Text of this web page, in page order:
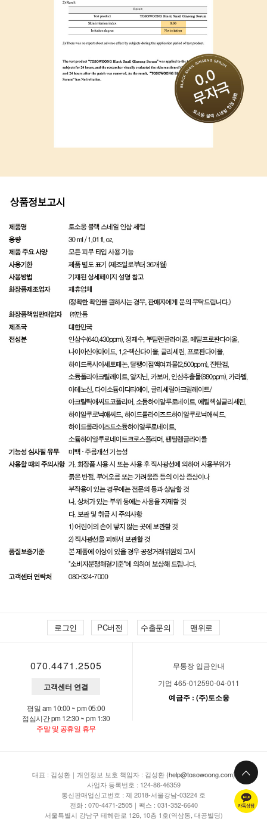
로그인 PC버전 수출문의 맨위로
070.4471.2505
고객센터 연결
평일 am 10:00 ~ pm 05:00
점심시간 pm 12:30 ~ pm 1:30
주말 및 공휴일 휴무
무통장 입금안내
기업 465-012590-04-011
예금주 : (주)토소웅
대표 : 김성환｜개인정보 보호 책임자 : 김성환 (help@tosowoong.com)
사업자 등록번호 : 124-86-46359
통신판매업신고번호 : 제 2018-서울강남-03224 호
전화 : 070-4471-2505｜팩스 : 031-352-6640
서울특별시 강남구 테헤란로 126, 10층 1호(역삼동, 대공빌딩)